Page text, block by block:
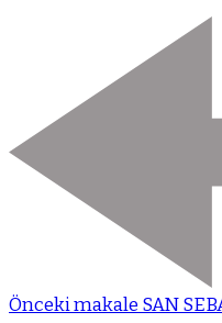
Önceki makale SAN